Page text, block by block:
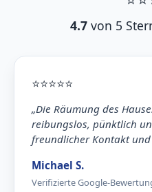
4.7 von 5
⭐⭐⭐⭐⭐
„Die Räumung des
reibungslos, pünktlich
freundlicher Kontakt und
Michael S.
Verifizierte Google-